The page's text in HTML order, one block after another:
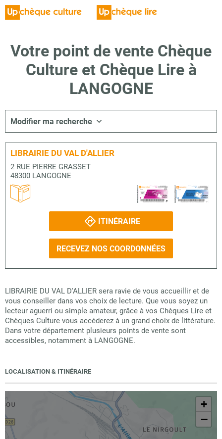
Votre point de vente Chèque
Culture et Chèque Lire à
LANGOGNE
Modifier ma recherche
LIBRAIRIE DU VAL D'ALLIER
2 RUE PIERRE GRASSET
48300 LANGOGNE
ITINÉRAIRE
RECEVEZ NOS COORDONNÉES
LIBRAIRIE DU VAL D'ALLIER sera ravie de vous accueillir et de
vous conseiller dans vos choix de lecture. Que vous soyez un
lecteur aguerri ou simple amateur, grâce à vos Chèques Lire et
Chèques Culture vous accéderez à un grand choix de littérature.
Dans votre département plusieurs points de vente sont
accessibles, notamment à LANGOGNE.
LOCALISATION & ITINÉRAIRE
+
−